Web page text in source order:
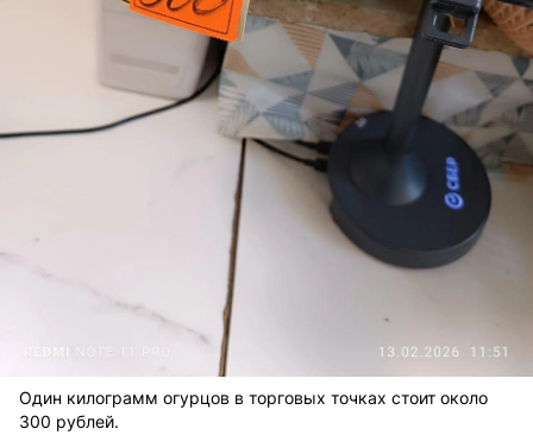
Один килограмм огурцов в торговых точках стоит около
300 рублей.